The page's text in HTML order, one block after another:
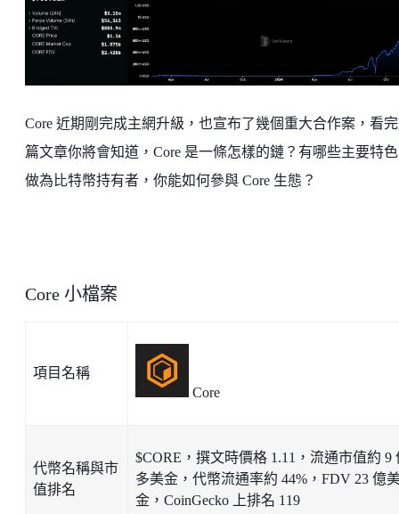
Core 近期剛完成主網升級，也宣布了幾個重大合作案，看
篇文章你將會知道，Core 是一條怎樣的鏈？有哪些主要特
做為比特幣持有者，你能如何參與 Core 生態？
Core 小檔案
項目名稱
Core
代幣名稱與市
值排名
$CORE，撰文時價格 1.11，流通市值約 9
多美金，代幣流通率約 44%，FDV 23 億
金，CoinGecko 上排名 119